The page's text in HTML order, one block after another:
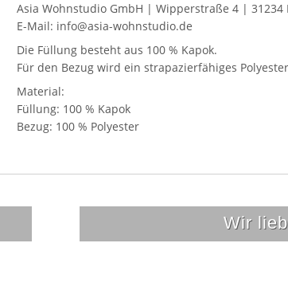
Asia Wohnstudio GmbH | Wipperstraße 4 |
E-Mail: info@asia-wohnstudio.de
Die Füllung besteht aus 100 % Kapok.
Für den Bezug wird ein strapazierfähiges
Material:
Füllung: 100 % Kapok
Bezug: 100 % Polyester
Wir